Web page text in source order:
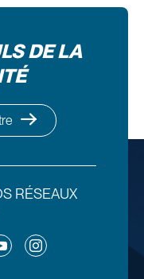
DE LA
RÉSEAUX
Instagram